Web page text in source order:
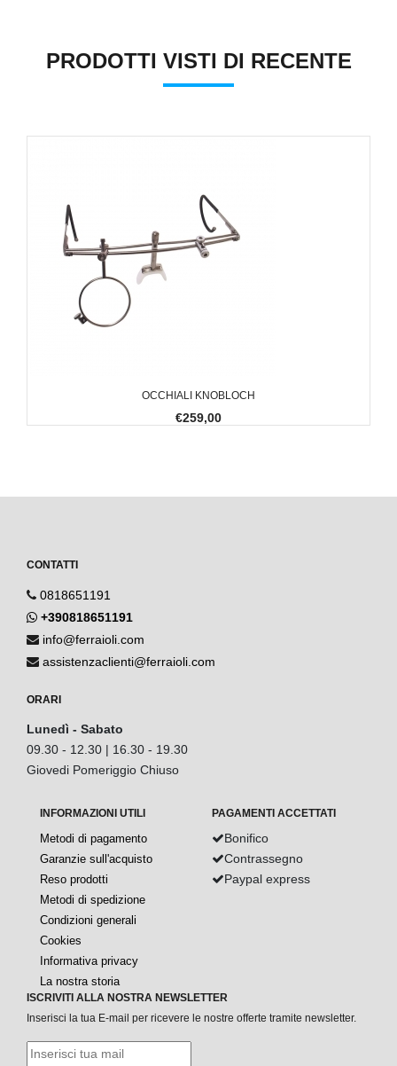
PRODOTTI VISTI DI RECENTE
OCCHIALI KNOBLOCH
€259,00
CONTATTI
0818651191
+390818651191
info@ferraioli.com
assistenzaclienti@ferraioli.com
ORARI
Lunedì - Sabato
09.30 - 12.30 | 16.30 - 19.30
Giovedi Pomeriggio Chiuso
INFORMAZIONI UTILI
Metodi di pagamento
Garanzie sull'acquisto
Reso prodotti
Metodi di spedizione
Condizioni generali
Cookies
Informativa privacy
La nostra storia
PAGAMENTI ACCETTATI
Bonifico
Contrassegno
Paypal express
ISCRIVITI ALLA NOSTRA NEWSLETTER
Inserisci la tua E-mail per ricevere le nostre offerte tramite newsletter.